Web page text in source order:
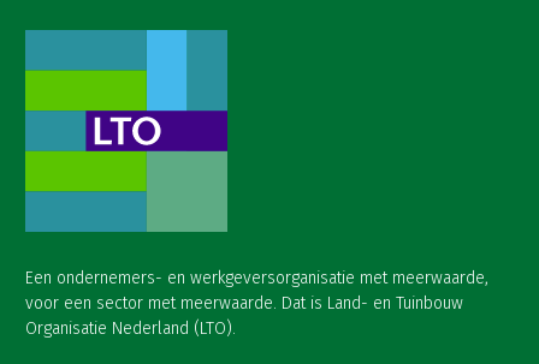
Een ondernemers- en werkgeversorganisatie met meerwaarde,
voor een sector met meerwaarde. Dat is Land- en Tuinbouw
Organisatie Nederland (LTO).